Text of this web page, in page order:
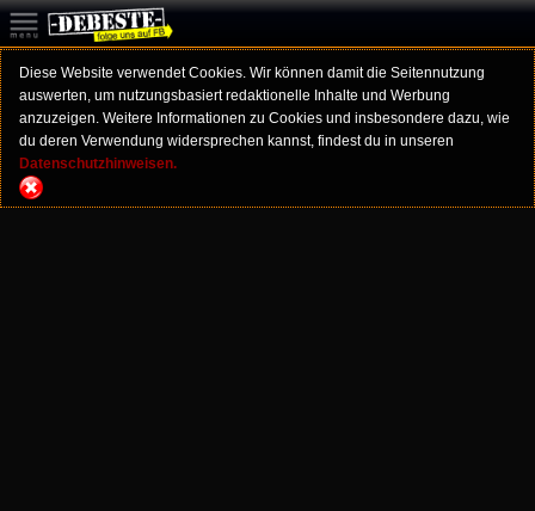
Diese Website verwendet Cookies. Wir können damit die Seitennutzung
auswerten, um nutzungsbasiert redaktionelle Inhalte und Werbung
anzuzeigen. Weitere Informationen zu Cookies und insbesondere dazu, wie
du deren Verwendung widersprechen kannst, findest du in unseren
Datenschutzhinweisen.